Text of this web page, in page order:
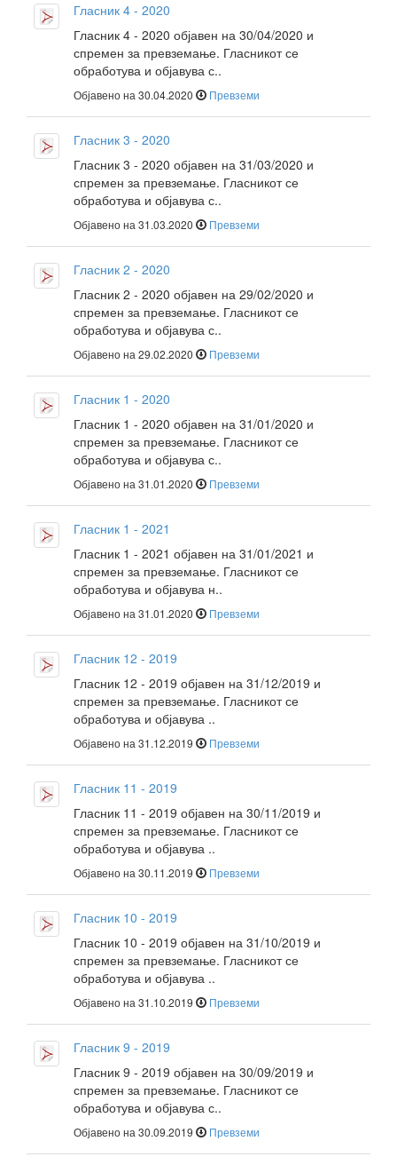
Гласник 4 - 2020
Гласник 4 - 2020 објавен на 30/04/2020 и
спремен за превземање. Гласникот се
обработува и објавува с..
Објавено на 30.04.2020 Превземи
Гласник 3 - 2020
Гласник 3 - 2020 објавен на 31/03/2020 и
спремен за превземање. Гласникот се
обработува и објавува с..
Објавено на 31.03.2020 Превземи
Гласник 2 - 2020
Гласник 2 - 2020 објавен на 29/02/2020 и
спремен за превземање. Гласникот се
обработува и објавува с..
Објавено на 29.02.2020 Превземи
Гласник 1 - 2020
Гласник 1 - 2020 објавен на 31/01/2020 и
спремен за превземање. Гласникот се
обработува и објавува с..
Објавено на 31.01.2020 Превземи
Гласник 1 - 2021
Гласник 1 - 2021 објавен на 31/01/2021 и
спремен за превземање. Гласникот се
обработува и објавува н..
Објавено на 31.01.2020 Превземи
Гласник 12 - 2019
Гласник 12 - 2019 објавен на 31/12/2019 и
спремен за превземање. Гласникот се
обработува и објавува ..
Објавено на 31.12.2019 Превземи
Гласник 11 - 2019
Гласник 11 - 2019 објавен на 30/11/2019 и
спремен за превземање. Гласникот се
обработува и објавува ..
Објавено на 30.11.2019 Превземи
Гласник 10 - 2019
Гласник 10 - 2019 објавен на 31/10/2019 и
спремен за превземање. Гласникот се
обработува и објавува ..
Објавено на 31.10.2019 Превземи
Гласник 9 - 2019
Гласник 9 - 2019 објавен на 30/09/2019 и
спремен за превземање. Гласникот се
обработува и објавува с..
Објавено на 30.09.2019 Превземи